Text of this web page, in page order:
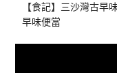
【食記】三沙灣古早
早味便當